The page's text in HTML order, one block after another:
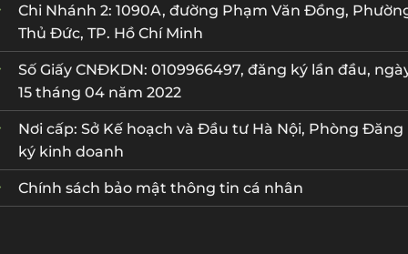
Chi Nhánh 2: 1090A, đường Phạm Văn Đồng,
Thủ Đức, TP. Hồ Chí Minh
Số Giấy CNĐKDN: 0109966497, đăng ký lần đầu,
15 tháng 04 năm 2022
Nơi cấp: Sở Kế hoạch và Đầu tư Hà Nội, Phòng Đăng
ký kinh doanh
Chính sách bảo mật thông tin cá nhân